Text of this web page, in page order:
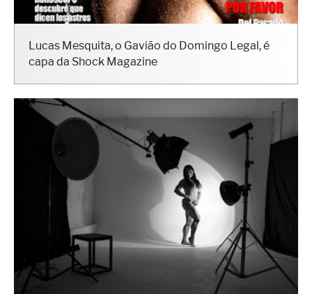
Lucas Mesquita, o Gavião do Domingo Legal, é
capa da Shock Magazine